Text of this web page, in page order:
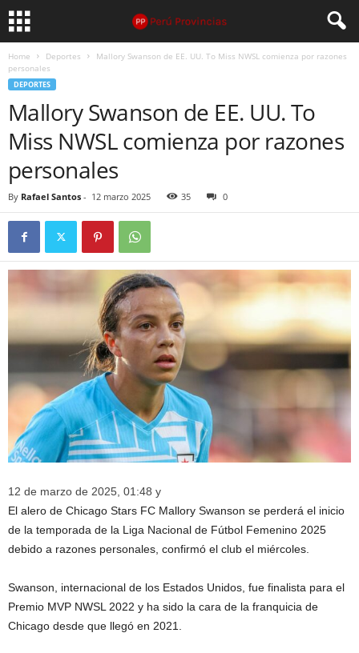
Home Deportes
Mallory Swanson de EE. UU. To Miss NWSL comienza por razones
personales
DEPORTES
Mallory Swanson de EE. UU. To
Miss NWSL comienza por razones
personales
By Rafael Santos - 12 marzo 2025 35 0
12 de marzo de 2025, 01:48 y
El alero de Chicago Stars FC Mallory Swanson se perderá el inicio
de la temporada de la Liga Nacional de Fútbol Femenino 2025
debido a razones personales, confirmó el club el miércoles.
Swanson, internacional de los Estados Unidos, fue finalista para el
Premio MVP NWSL 2022 y ha sido la cara de la franquicia de
Chicago desde que llegó en 2021.